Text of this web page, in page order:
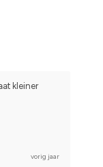
kleiner
vorig jaar